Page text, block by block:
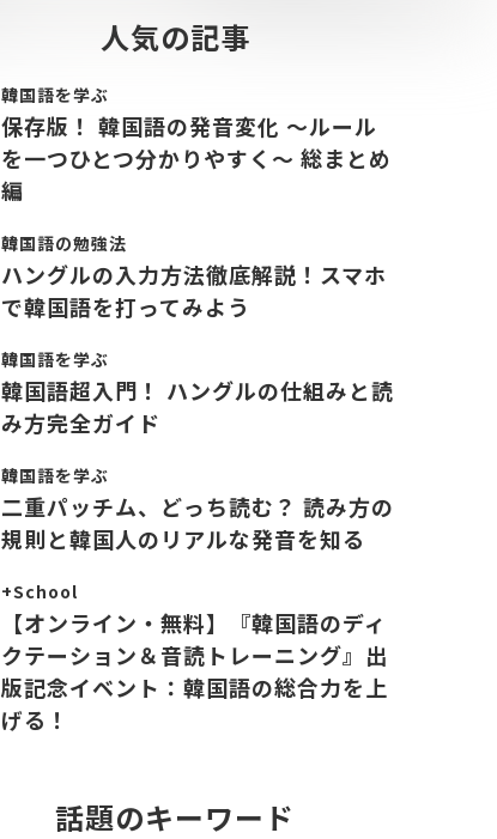
人気の記事
韓国語を学ぶ
保存版！ 韓国語の発音変化 〜ルール
を一つひとつ分かりやすく〜 総まとめ
編
韓国語の勉強法
ハングルの入力方法徹底解説！スマホ
で韓国語を打ってみよう
韓国語を学ぶ
韓国語超入門！ ハングルの仕組みと読
み方完全ガイド
韓国語を学ぶ
二重パッチム、どっち読む？ 読み方の
規則と韓国人のリアルな発音を知る
+School
【オンライン・無料】『韓国語のディ
クテーション＆音読トレーニング』出
版記念イベント：韓国語の総合力を上
げる！
話題のキーワード